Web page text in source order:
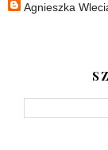
Agnieszka